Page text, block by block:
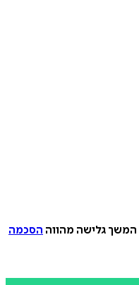
המשך גלישה מהווה הסכמה